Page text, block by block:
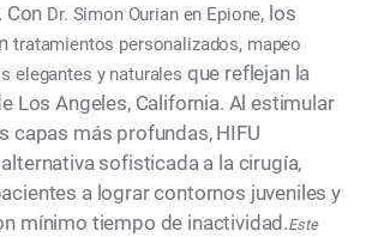
Con Dr. Simon Ourian en Epione, los
tratamientos personalizados, mapeo
elegantes y naturales que reflejan la
Los Angeles, California. Al estimular
capas más profundas, HIFU
sofisticada a la cirugía,
a lograr contornos juveniles y
mínimo tiempo de inactividad.Este